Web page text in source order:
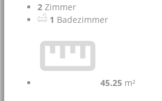
2 Zimmer
1 Badezimmer
45.25 m²